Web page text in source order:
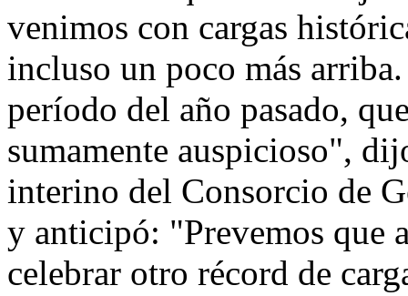
venimos con cargas
incluso un poco más
período del año pasado,
sumamente auspicioso",
interino del Consorcio de
y anticipó: "Prevemos que
celebrar otro récord de